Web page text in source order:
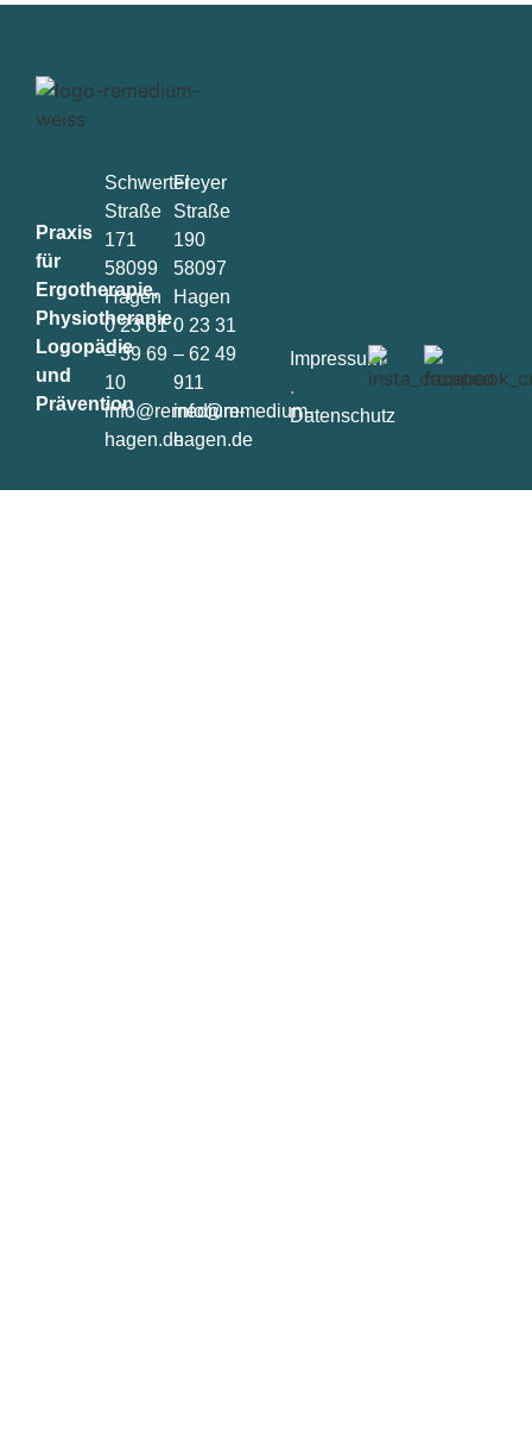
Praxis
für
Ergotherapie,
Physiotherapie,
Logopädie
und
Prävention
Schwerter
Straße
171
58099
Hagen
0 23 31
– 39 69
10
info@remedium-
hagen.de
Fleyer
Straße
190
58097
Hagen
0 23 31
– 62 49
911
info@remedium-
hagen.de
Impressum
.
Datenschutz